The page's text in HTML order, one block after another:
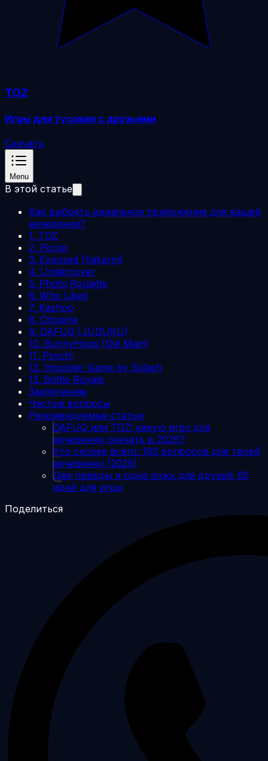
TOZ
Игры для тусовки с друзьями
Скачать
Menu
В этой статье
Как выбрать идеальное приложение для вашей
вечеринки?
1. TOZ
2. Picolo
3. Exposed (Vakarm)
4. Undercover
5. Photo Roulette
6. Who Liked
7. Kashoo
8. Chopine
9. DAFUQ (JUDUKU)
10. BunnyHops (Olé Main)
11. Psych!
12. Imposter Game by Splash
13. Bottle Royale
Заключение
Частые вопросы
Рекомендуемые статьи
DAFUQ или TOZ: какую игру для
вечеринки скачать в 2026?
Кто скорее всего: 180 вопросов для твоей
вечеринки (2026)
Две правды и одна ложь для друзей: 65
идей для игры
Поделиться